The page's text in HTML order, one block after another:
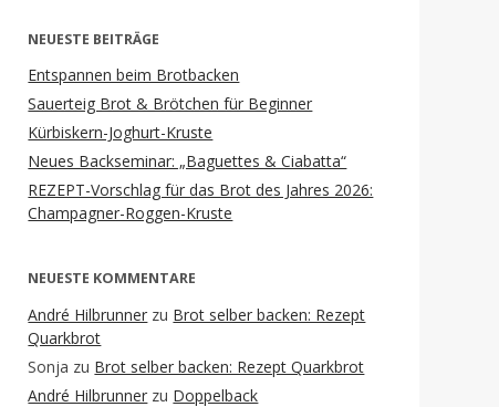
NEUESTE BEITRÄGE
Entspannen beim Brotbacken
Sauerteig Brot & Brötchen für Beginner
Kürbiskern-Joghurt-Kruste
Neues Backseminar: „Baguettes & Ciabatta“
REZEPT-Vorschlag für das Brot des Jahres 2026:
Champagner-Roggen-Kruste
NEUESTE KOMMENTARE
André Hilbrunner zu Brot selber backen: Rezept
Quarkbrot
Sonja zu Brot selber backen: Rezept Quarkbrot
André Hilbrunner zu Doppelback